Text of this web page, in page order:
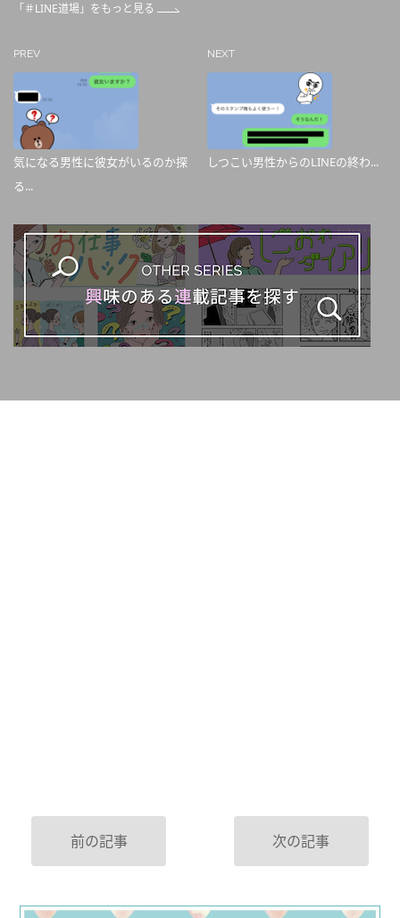
「＃LINE道場」をもっと見る
PREV
気になる男性に彼女がいるのか探
る...
NEXT
しつこい男性からのLINEの終わ...
前の記事 次の記事